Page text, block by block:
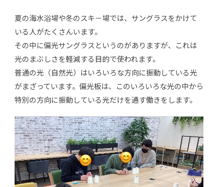
夏の海水浴場や冬のスキ－場では、サングラスをかけて
いる人がたくさんいます。
その中に偏光サングラスというのがありますが、これは
光のまぶしさを軽減する目的で使われます。
普通の光（自然光）はいろいろな方向に振動している光
がまざっています。偏光板は、このいろいろな光の中から
特別の方向に振動している光だけを通す働きをします。